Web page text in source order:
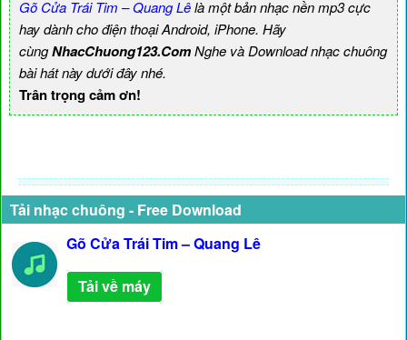
Gõ Cửa Trái Tim – Quang Lêlà một bản nhạc nền mp3 cực
hay dành cho điện thoại Android, iPhone. Hãy
cùngNhacChuong123.ComNghe và Download nhạc chuông
bài hát này dưới đây nhé.
Trân trọng cảm ơn!
Tải nhạc chuông - Free Download
Gõ Cửa Trái Tim – Quang Lê
Tải về máy